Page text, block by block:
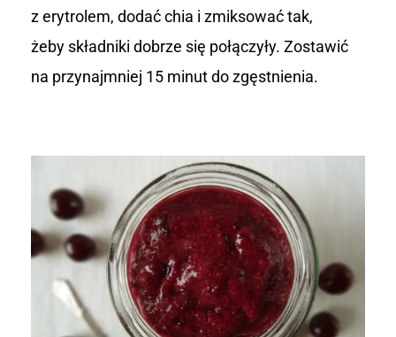
z erytrolem, dodać chia i zmiksować tak,
żeby składniki dobrze się połączyły. Zostawić
na przynajmniej 15 minut do zgęstnienia.